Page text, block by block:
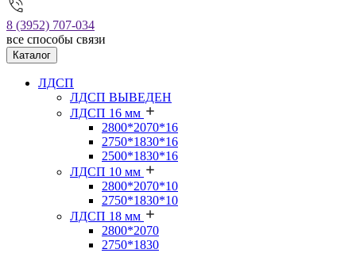
8 (3952) 707-034
все способы связи
Каталог
ЛДСП
ЛДСП ВЫВЕДЕН
ЛДСП 16 мм
2800*2070*16
2750*1830*16
2500*1830*16
ЛДСП 10 мм
2800*2070*10
2750*1830*10
ЛДСП 18 мм
2800*2070
2750*1830